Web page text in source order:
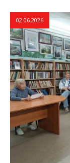
02.06.2026